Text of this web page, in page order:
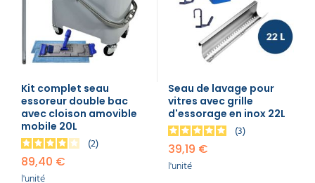
Kit complet seau
essoreur double bac
avec cloison amovible
mobile 20L
2
89,40 €
l'unité
Seau de lavage pour
vitres avec grille
d'essorage en inox 22L
3
39,19 €
l'unité